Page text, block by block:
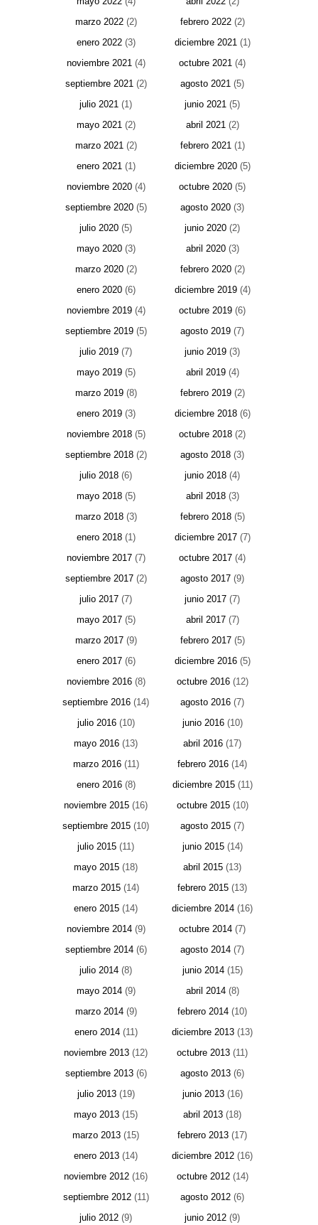
marzo 2022(2) febrero 2022(2)
enero 2022(3) diciembre 2021(1)
noviembre 2021(4) octubre 2021 (4)
septiembre 2021(2) agosto 2021 (5)
julio 2021 (1) junio 2021 (5)
mayo 2021(2) abril 2021(2)
marzo 2021(2) febrero 2021(1)
enero 2021(1) diciembre 2020(5)
noviembre 2020(4) octubre 2020 (5)
septiembre 2020(5) agosto 2020 (3)
julio 2020 (5) junio 2020 (2)
mayo 2020(3) abril 2020(3)
marzo 2020(2) febrero 2020(2)
enero 2020(6) diciembre 2019(4)
noviembre 2019(4) octubre 2019 (6)
septiembre 2019(5) agosto 2019 (7)
julio 2019 (7) junio 2019 (3)
mayo 2019(5) abril 2019(4)
marzo 2019(8) febrero 2019(2)
enero 2019(3) diciembre 2018(6)
noviembre 2018(5) octubre 2018 (2)
septiembre 2018(2) agosto 2018 (3)
julio 2018 (6) junio 2018 (4)
mayo 2018(5) abril 2018(3)
marzo 2018(3) febrero 2018(5)
enero 2018(1) diciembre 2017(7)
noviembre 2017(7) octubre 2017 (4)
septiembre 2017(2) agosto 2017 (9)
julio 2017 (7) junio 2017 (7)
mayo 2017(5) abril 2017(7)
marzo 2017(9) febrero 2017(5)
enero 2017(6) diciembre 2016(5)
noviembre 2016(8) octubre 2016(12)
septiembre 2016 (14) agosto 2016 (7)
julio 2016(10) junio 2016(10)
mayo 2016 (13) abril 2016 (17)
marzo 2016(11) febrero 2016 (14)
enero 2016(8) diciembre 2015(11)
noviembre 2015 (16) octubre 2015(10)
septiembre 2015 (10) agosto 2015 (7)
julio 2015 (11) junio 2015(14)
mayo 2015 (18) abril 2015 (13)
marzo 2015 (14) febrero 2015 (13)
enero 2015 (14) diciembre 2014 (16)
noviembre 2014(9) octubre 2014 (7)
septiembre 2014(6) agosto 2014 (7)
julio 2014 (8) junio 2014(15)
mayo 2014(9) abril 2014(8)
marzo 2014(9) febrero 2014 (10)
enero 2014(11) diciembre 2013 (13)
noviembre 2013 (12) octubre 2013 (11)
septiembre 2013(6) agosto 2013 (6)
julio 2013(19) junio 2013(16)
mayo 2013 (15) abril 2013 (18)
marzo 2013 (15) febrero 2013 (17)
enero 2013 (14) diciembre 2012 (16)
noviembre 2012 (16) octubre 2012(14)
septiembre 2012(11) agosto 2012 (6)
julio 2012 (9) junio 2012 (9)